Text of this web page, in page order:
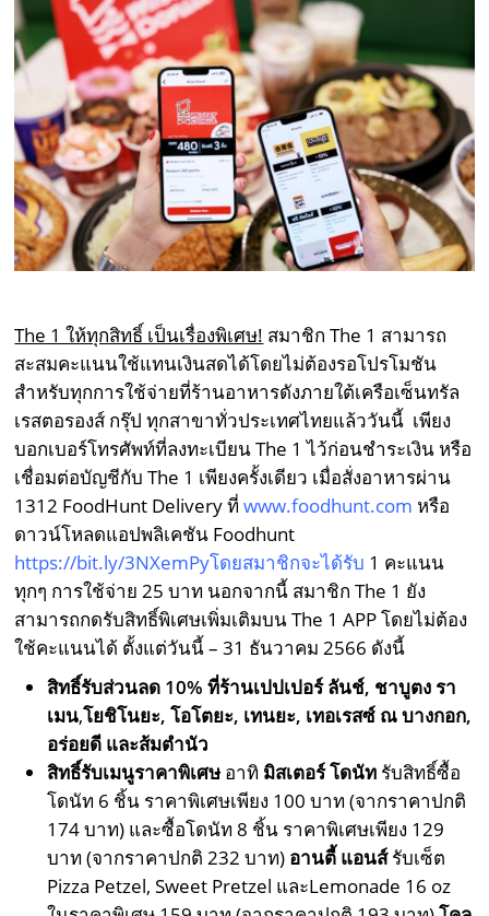
The 1 ให้ทุกสิทธิ์ เป็นเรื่องพิเศษ! สมาชิก The 1 สามารถ
สะสมคะแนนใช้แทนเงินสดได้โดยไม่ต้องรอโปรโมชัน
สำหรับทุกการใช้จ่ายที่ร้านอาหารดังภายใต้เครือเซ็นทรัล
เรสตอรองส์ กรุ๊ป ทุกสาขาทั่วประเทศไทยแล้ววันนี้ เพียง
บอกเบอร์โทรศัพท์ที่ลงทะเบียน The 1 ไว้ก่อนชำระเงิน หรือ
เชื่อมต่อบัญชีกับ The 1 เพียงครั้งเดียว เมื่อสั่งอาหารผ่าน
1312 FoodHunt Delivery ที่www.foodhunt.com หรือ
ดาวน์โหลดแอปพลิเคชัน Foodhunt
https://bit.ly/3NXemPyโดยสมาชิกจะได้รับ 1 คะแนน
ทุกๆ การใช้จ่าย 25 บาท นอกจากนี้ สมาชิก The 1 ยัง
สามารถกดรับสิทธิ์พิเศษเพิ่มเติมบน The 1 APP โดยไม่ต้อง
ใช้คะแนนได้ ตั้งแต่วันนี้ – 31 ธันวาคม 2566 ดังนี้
สิทธิ์รับส่วนลด 10% ที่ร้านเปปเปอร์ ลันช์, ชาบูตง รา
เมน,โยชิโนยะ, โอโตยะ, เทนยะ, เทอเรสซ์ ณ บางกอก,
อร่อยดี และส้มตำนัว
สิทธิ์รับเมนูราคาพิเศษ อาทิ มิสเตอร์ โดนัท รับสิทธิ์ซื้อ
โดนัท 6 ชิ้น ราคาพิเศษเพียง 100 บาท (จากราคาปกติ
174 บาท) และซื้อโดนัท 8 ชิ้น ราคาพิเศษเพียง 129
บาท (จากราคาปกติ 232 บาท) อานตี้ แอนส์รับเซ็ต
Pizza Petzel, Sweet Pretzel และLemonade 16 oz